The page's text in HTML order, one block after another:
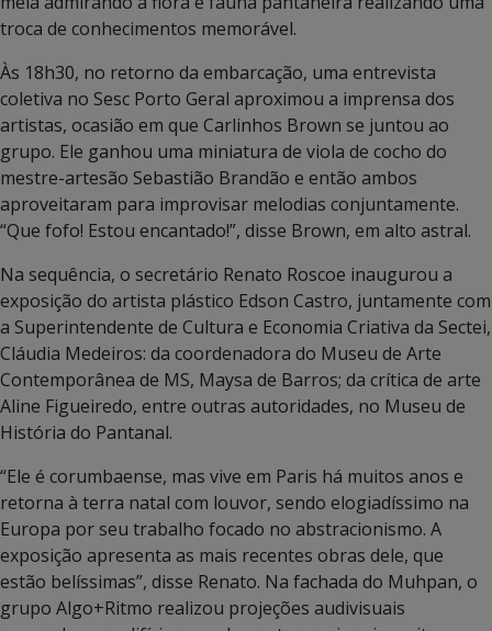
troca de conhecimentos memorável.
Às 18h30, no retorno da embarcação, uma entrevista
coletiva no Sesc Porto Geral aproximou a imprensa dos
artistas, ocasião em que Carlinhos Brown se juntou ao
grupo. Ele ganhou uma miniatura de viola de cocho do
mestre-artesão Sebastião Brandão e então ambos
aproveitaram para improvisar melodias conjuntamente.
“Que fofo! Estou encantado!”, disse Brown, em alto astral.
Na sequência, o secretário Renato Roscoe inaugurou a
exposição do artista plástico Edson Castro, juntamente com
a Superintendente de Cultura e Economia Criativa da Sectei,
Cláudia Medeiros: da coordenadora do Museu de Arte
Contemporânea de MS, Maysa de Barros; da crítica de arte
Aline Figueiredo, entre outras autoridades, no Museu de
História do Pantanal.
“Ele é corumbaense, mas vive em Paris há muitos anos e
retorna à terra natal com louvor, sendo elogiadíssimo na
Europa por seu trabalho focado no abstracionismo. A
exposição apresenta as mais recentes obras dele, que
estão belíssimas”, disse Renato. Na fachada do Muhpan, o
grupo Algo+Ritmo realizou projeções audivisuais